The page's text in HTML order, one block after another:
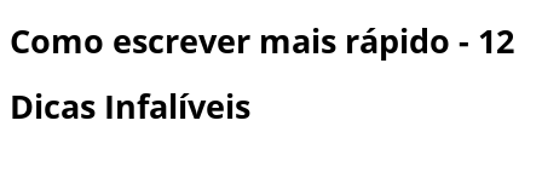
Como escrever mais rápido - 12
Dicas Infalíveis